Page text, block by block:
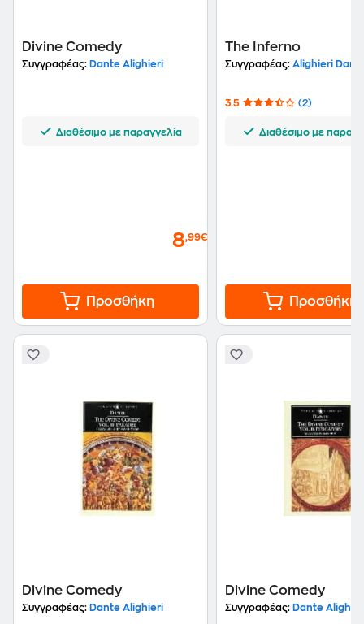
Divine Comedy
Συγγραφέας: Dante Alighieri
Διαθέσιμο με παραγγελία
8,99€
Προσθήκη
The Inferno
Συγγραφέας: Alighieri
3.5 (2)
Διαθέσιμο με
Προσθήκη
Divine Comedy
Συγγραφέας: Dante Alighieri
Divine Comedy
Συγγραφέας: Dante